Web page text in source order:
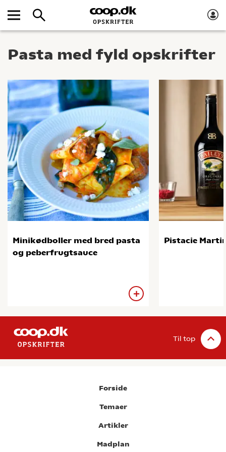
Pasta med fyld opskrifter
Minikødboller med bred pasta
og peberfrugtsauce
Pistacie
Til top
Forside
Temaer
Artikler
Madplan